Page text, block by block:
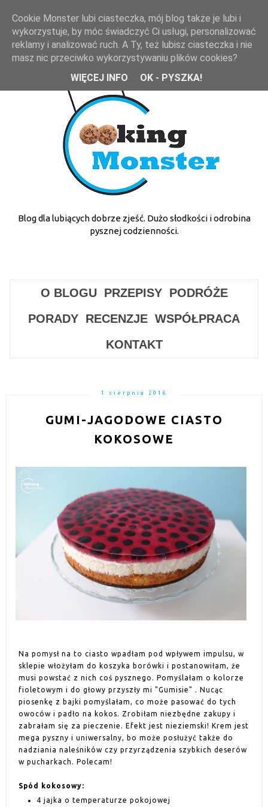
Blog dla lubiących dobrze zjeść. Dużo słodkości i odrobina
pysznej codzienności.
O BLOGU PRZEPISY
PODRÓŻE
PORADY RECENZJE WSPÓŁPRACA
KONTAKT
1 sierpnia 2016
GUMI-JAGODOWE CIASTO
KOKOSOWE
Na pomysł na to ciasto wpadłam pod wpływem impulsu, w
sklepie włożyłam do koszyka borówki i postanowiłam, że
musi powstać z nich coś pysznego. Pomyślałam o kolorze
fioletowym i do głowy przyszły mi "Gumisie" . Nucąc
piosenkę z bajki pomyślałam, co może pasować do tych
owoców i padło na kokos. Zrobiłam niezbędne zakupy i
zabrałam się za pieczenie. Efekt jest nieziemski! Krem jest
mega pyszny i uniwersalny, bo może posłużyć także do
nadziania naleśników czy przyrządzenia szybkich deserów
w pucharkach. Polecam!
Spód kokosowy:
4 jajka o temperaturze pokojowej
Cookie Monster lubi ciasteczka, mój blog także je lubi i
wykorzystuje, by móc świadczyć Ci usługi, personalizować
reklamy i analizować ruch. A Ty, też lubisz ciasteczka i nie
masz nic przeciwko wykorzystywaniu plików cookies?
WIĘCEJ INFO
OK - PYSZKA!